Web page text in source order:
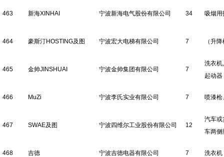
463 新海XINHAI 宁波新海电气股份有限公司 34 吸烟
464 豪斯汀HOSTING及图 宁波宏大电梯有限公司 7 （升
465 金帅JINSHUAI 宁波金帅集团有限公司 7
洗衣机
起动器
466 MuZi 宁波李氏实业有限公司 7 喷漆枪
467 SWAE及图 宁波四维尔工业股份有限公司 12
汽车或
车两侧
468 吉德 宁波吉德电器有限公司 7 洗衣机